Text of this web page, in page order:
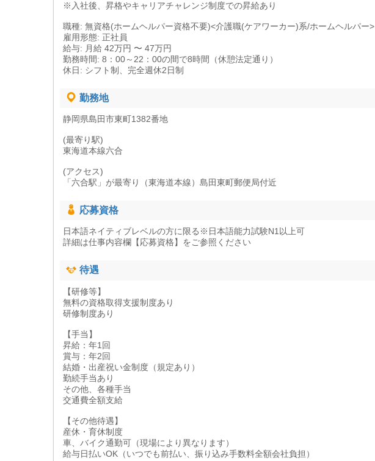
※入社後、昇格やキャリアチャレンジ制度での昇給あり
職種: 無資格(ホームヘルパー資格不要)<介護職(ケアワーカー)系/ホームヘルパー>
雇用形態: 正社員
給与: 月給 42万円 〜 47万円
勤務時間: 8：00～22：00の間で8時間（休憩法定通り）
休日: シフト制、完全週休2日制
勤務地
静岡県島田市東町1382番地
(最寄り駅)
東海道本線六合
(アクセス)
「六合駅」が最寄り（東海道本線）島田東町郵便局付近
応募資格
日本語ネイティブレベルの方に限る※日本語能力試験N1以上可
詳細は仕事内容欄【応募資格】をご参照ください
待遇
【研修等】
無料の資格取得支援制度あり
研修制度あり
【手当】
昇給：年1回
賞与：年2回
結婚・出産祝い金制度（規定あり）
勤続手当あり
その他、各種手当
交通費全額支給
【その他待遇】
産休・育休制度
車、バイク通勤可（現場により異なります）
給与日払いOK（いつでも前払い、振り込み手数料全額会社負担）